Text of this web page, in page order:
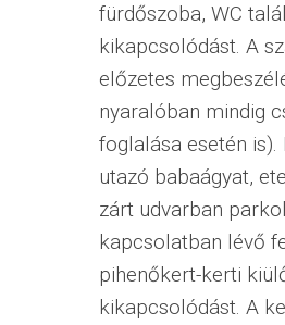
fürdőszoba, WC
kikapcsolódást. A
előzetes
nyaralóban mindig
foglalása esetén
utazó babaágyat,
zárt udvarban
kapcsolatban lévő
pihenőkert-kerti
kikapcsolódást. A